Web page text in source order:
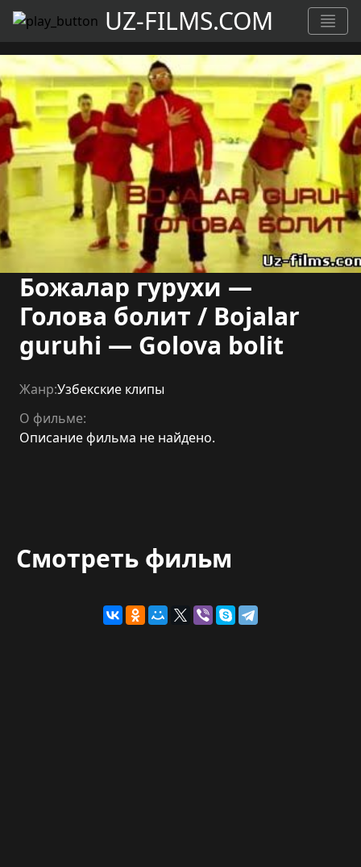
UZ-FILMS.COM
Божалар гурухи —
Голова болит / Bojalar
guruhi — Golova bolit
Жанр:Узбекские клипы
О фильме:
Описание фильма не найдено.
Смотреть фильм